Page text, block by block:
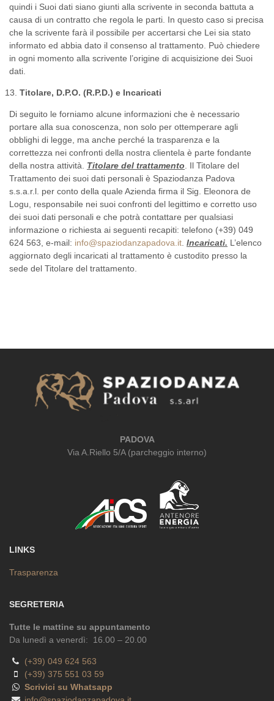
quindi i Suoi dati siano giunti alla scrivente in seconda battuta a
causa di un contratto che regola le parti. In questo caso si precisa
che la scrivente farà il possibile per accertarsi che Lei sia stato
informato ed abbia dato il consenso al trattamento. Può chiedere
in ogni momento alla scrivente l’origine di acquisizione dei Suoi
dati.
Titolare, D.P.O. (R.P.D.) e Incaricati
Di seguito le forniamo alcune informazioni che è necessario
portare alla sua conoscenza, non solo per ottemperare agli
obblighi di legge, ma anche perché la trasparenza e la
correttezza nei confronti della nostra clientela è parte fondante
della nostra attività. Titolare del trattamento . Il Titolare del
Trattamento dei suoi dati personali è Spaziodanza Padova
s.s.a.r.l. per conto della quale Azienda firma il Sig. Eleonora de
Logu, responsabile nei suoi confronti del legittimo e corretto uso
dei suoi dati personali e che potrà contattare per qualsiasi
informazione o richiesta ai seguenti recapiti: telefono (+39) 049
624 563, e-mail: info@spaziodanzapadova.it Incaricati. L’elenco
aggiornato degli incaricati al trattamento è custodito presso la
sede del Titolare del trattamento.
PADOVA
Via A.Riello 5/A (parcheggio interno)
LINKS
Trasparenza
SEGRETERIA
Tutte le mattine su appuntamento
Da lunedì a venerdì: 16.00 – 20.00
(+39) 049 624 563
(+39) 375 551 03 59
Scrivici su Whatsapp